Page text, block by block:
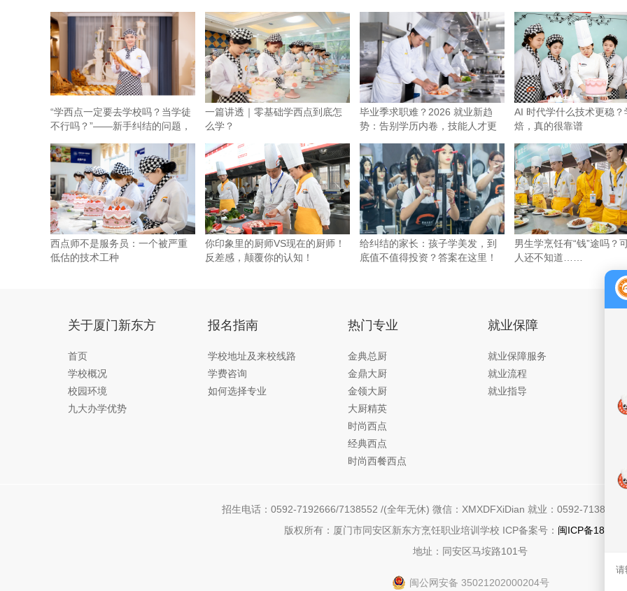
“学西点一定要去学校吗？当学徒
不行吗？”——新手纠结的问题，
一篇讲透｜零基础学西点到底怎
么学？
毕业季求职难？2026 就业新趋
势：告别学历内卷，技能人才更
AI 时代学什么技术更稳？
焙，真的很靠谱
西点师不是服务员：一个被严重
低估的技术工种
你印象里的厨师VS现在的厨师！
反差感，颠覆你的认知！
给纠结的家长：孩子学美发，到
底值不值得投资？答案在这里！
男生学烹饪有“钱”途吗？
人还不知道……
关于厦门新东方
首页
学校概况
校园环境
九大办学优势
报名指南
学校地址及来校线路
学费咨询
如何选择专业
热门专业
金典总厨
金鼎大厨
金领大厨
大厨精英
时尚西点
经典西点
时尚西餐西点
就业保障
就业保障服务
就业流程
就业指导
招生电话：0592-7192666/7138552 /(全年无休) 微信：XMXDFXiDian 就业：0592-7138558
版权所有：厦门市同安区新东方烹饪职业培训学校 ICP备案号： 闽ICP备
地址：同安区马垵路101号
闽公网安备 35021202000204号